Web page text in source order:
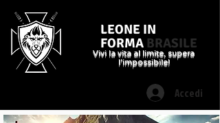
LEONE IN
FORMA BRASILE
Vivi la vita al limite, supera
l'impossibile!
Accedi